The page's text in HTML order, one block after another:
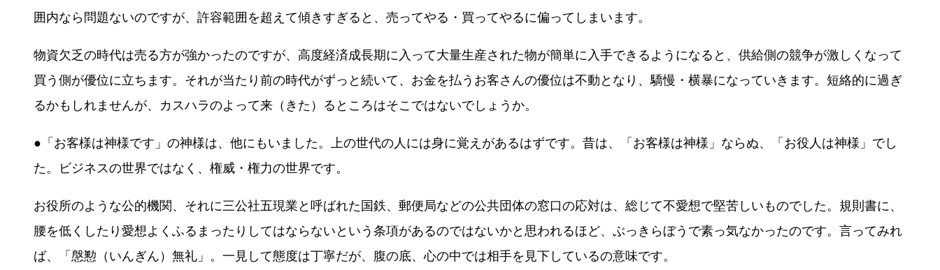
囲内なら問題ないのですが、許容範囲を超えて傾きすぎると、売ってやる・買ってやるに偏ってしまいます。
物資欠乏の時代は売る方が強かったのですが、高度経済成長期に入って大量生産された物が簡単に入手できるようになると、供給側の競争が激しくなって
買う側が優位に立ちます。それが当たり前の時代がずっと続いて、お金を払うお客さんの優位は不動となり、驕慢・横暴になっていきます。短絡的に過ぎ
るかもしれませんが、カスハラのよって来（きた）るところはそこではないでしょうか。
●「お客様は神様です」の神様は、他にもいました。上の世代の人には身に覚えがあるはずです。昔は、「お客様は神様」ならぬ、「お役人は神様」でし
た。ビジネスの世界ではなく、権威・権力の世界です。
お役所のような公的機関、それに三公社五現業と呼ばれた国鉄、郵便局などの公共団体の窓口の応対は、総じて不愛想で堅苦しいものでした。規則書に、
腰を低くしたり愛想よくふるまったりしてはならないという条項があるのではないかと思われるほど、ぶっきらぼうで素っ気なかったのです。言ってみれ
ば、「慇懃（いんぎん）無礼」。一見して態度は丁寧だが、腹の底、心の中では相手を見下しているの意味です。